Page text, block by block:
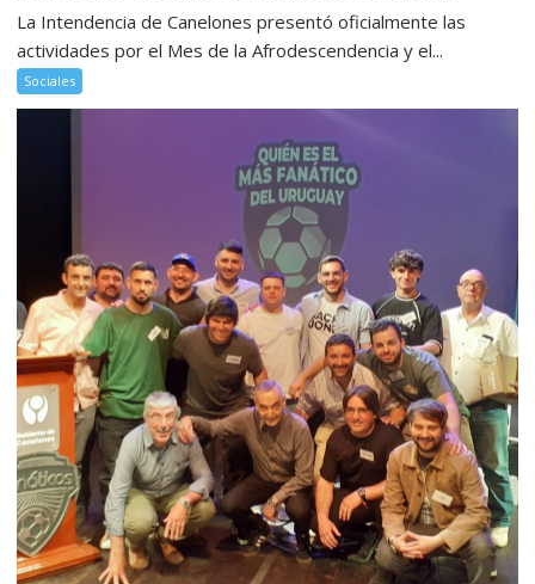
La Intendencia de Canelones presentó oficialmente las
actividades por el Mes de la Afrodescendencia y el...
Sociales